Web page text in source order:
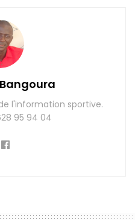
l'information sportive.
95 94 04